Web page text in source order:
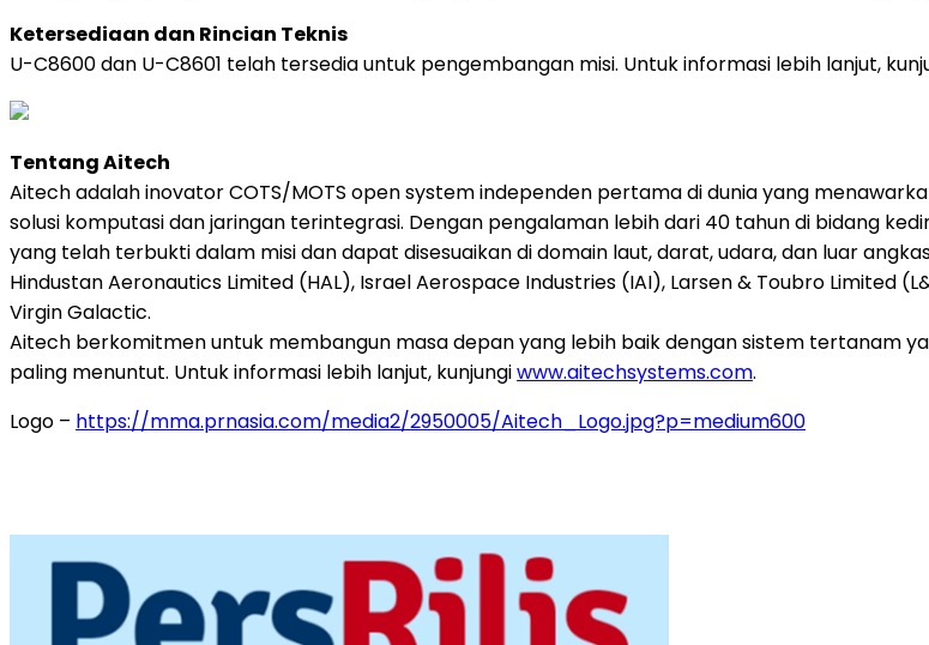
Ketersediaan dan Rincian Teknis
U-C8600 dan U-C8601 telah tersedia untuk pengembangan misi. Untuk informasi lebih lanjut,
Tentang Aitech
Aitech adalah inovator COTS/MOTS open system independen pertama di dunia yang
solusi komputasi dan jaringan terintegrasi. Dengan pengalaman lebih dari 40 tahun di bidang
yang telah terbukti dalam misi dan dapat disesuaikan di domain laut, darat, udara, dan luar
Hindustan Aeronautics Limited (HAL), Israel Aerospace Industries (IAI), Larsen & Toubro Limited
Virgin Galactic.
Aitech berkomitmen untuk membangun masa depan yang lebih baik dengan sistem tertanam
paling menuntut. Untuk informasi lebih lanjut, kunjungiwww.aitechsystems.com.
Logo – https://mma.prnasia.com/media2/2950005/Aitech_Logo.jpg?p=medium600